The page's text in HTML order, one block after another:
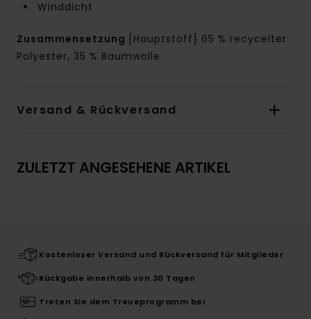
Winddicht
Zusammensetzung
[Hauptstoff] 65 % recycelter
Polyester, 35 % Baumwolle
Versand & Rückversand
ZULETZT ANGESEHENE ARTIKEL
Kostenloser Versand und Rückversand für Mitglieder
Rückgabe innerhalb von 30 Tagen
Treten Sie dem Treueprogramm bei